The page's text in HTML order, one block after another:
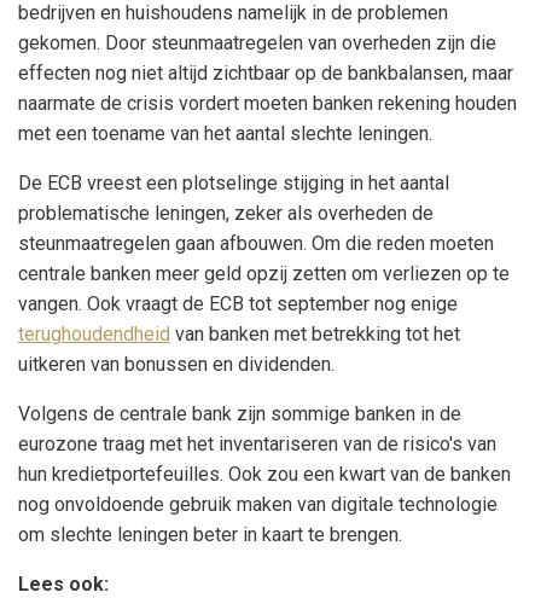
bedrijven en huishoudens namelijk in de problemen
gekomen. Door steunmaatregelen van overheden zijn die
effecten nog niet altijd zichtbaar op de bankbalansen, maar
naarmate de crisis vordert moeten banken rekening houden
met een toename van het aantal slechte leningen.
De ECB vreest een plotselinge stijging in het aantal
problematische leningen, zeker als overheden de
steunmaatregelen gaan afbouwen. Om die reden moeten
centrale banken meer geld opzij zetten om verliezen op te
vangen. Ook vraagt de ECB tot september nog enige
terughoudendheid van banken met betrekking tot het
uitkeren van bonussen en dividenden.
Volgens de centrale bank zijn sommige banken in de
eurozone traag met het inventariseren van de risico's van
hun kredietportefeuilles. Ook zou een kwart van de banken
nog onvoldoende gebruik maken van digitale technologie
om slechte leningen beter in kaart te brengen.
Lees ook: